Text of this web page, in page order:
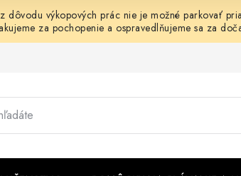
dôvodu výkopových prác nie je možné parkovať
za pochopenie a ospravedlňujeme sa za